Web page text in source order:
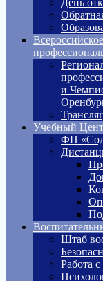
День
и
Учебный
ФП
Штаб
Работа